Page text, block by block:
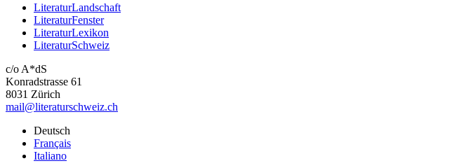
LiteraturLandschaft
LiteraturFenster
LiteraturLexikon
LiteraturSchweiz
c/o A*dS
Konradstrasse 61
8031 Zürich
mail@literaturschweiz.ch
Deutsch
Français
Italiano